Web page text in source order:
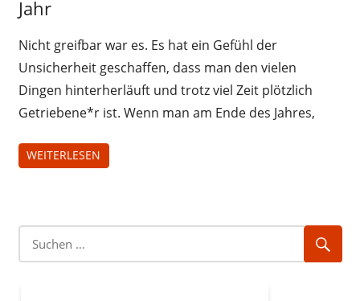
2020
Jahr
Nicht greifbar war es. Es hat ein Gefühl der
Unsicherheit geschaffen, dass man den vielen
Dingen hinterherläuft und trotz viel Zeit plötzlich
Getriebene*r ist. Wenn man am Ende des Jahres,
WEITERLESEN